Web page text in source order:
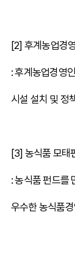
[2] 후계농업경
: 후계농업경영
시설 설치 및 정
[3] 농식품 모태
: 농식품 펀드를
우수한 농식품